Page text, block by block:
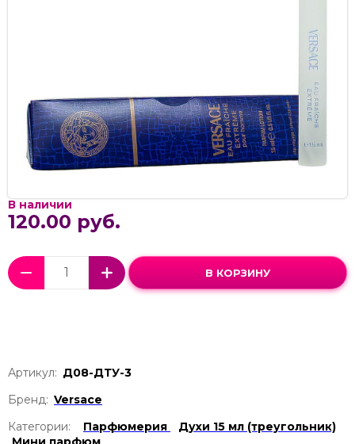
В наличии
120.00 руб.
В КОРЗИНУ
Артикул: Д08-ДТУ-3
Бренд: Versace
Категории:
Парфюмерия
Духи 15 мл (треугольник)